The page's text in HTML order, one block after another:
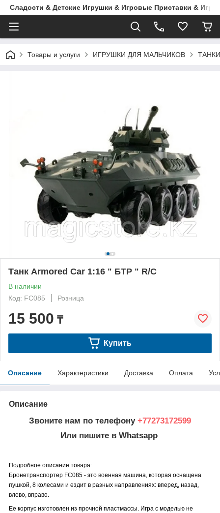
Сладости & Детские Игрушки & Игровые Приставки & Игры
Товары и услуги ИГРУШКИ ДЛЯ МАЛЬЧИКОВ
Танк Armored Car 1:16 " БТР " R/C
В наличии
Код: FC085
Розница
15 500 ₸
Купить
Описание Характеристики Доставка Оплата
Описание
Звоните нам по телефону +77273172599
Или пишите в Whatsapp
Подробное описание товара:
Бронетранспортер FC085 - это военная машина, которая оснащена
пушкой, 8 колесами и ездит в разных направлениях: вперед, назад,
влево, вправо.
Ее корпус изготовлен из прочной пластмассы. Игра с моделью не